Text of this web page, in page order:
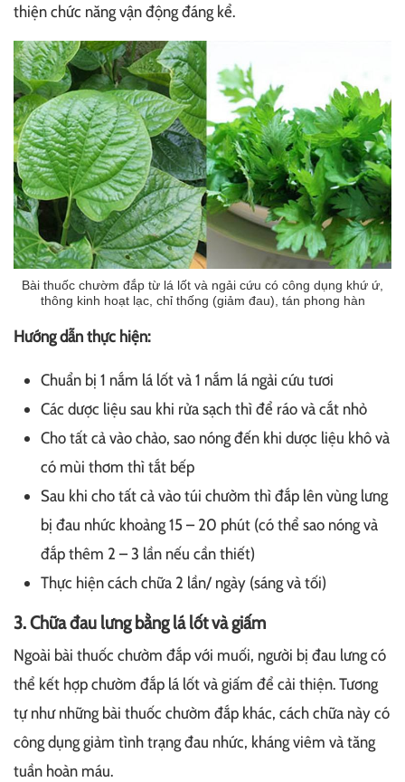
thiện chức năng vận động đáng kể.
Bài thuốc chườm đắp từ lá lốt và ngải cứu có công dụng khứ ứ,
thông kinh hoạt lạc, chỉ thống (giảm đau), tán phong hàn
Hướng dẫn thực hiện:
Chuẩn bị 1 nắm lá lốt và 1 nắm lá ngải cứu tươi
Các dược liệu sau khi rửa sạch thì để ráo và cắt nhỏ
Cho tất cả vào chảo, sao nóng đến khi dược liệu khô và
có mùi thơm thì tắt bếp
Sau khi cho tất cả vào túi chườm thì đắp lên vùng lưng
bị đau nhức khoảng 15 – 20 phút (có thể sao nóng và
đắp thêm 2 – 3 lần nếu cần thiết)
Thực hiện cách chữa 2 lần/ ngày (sáng và tối)
3. Chữa đau lưng bằng lá lốt và giấm
Ngoài bài thuốc chườm đắp với muối, người bị đau lưng có
thể kết hợp chườm đắp lá lốt và giấm để cải thiện. Tương
tự như những bài thuốc chườm đắp khác, cách chữa này có
công dụng giảm tình trạng đau nhức, kháng viêm và tăng
tuần hoàn máu.